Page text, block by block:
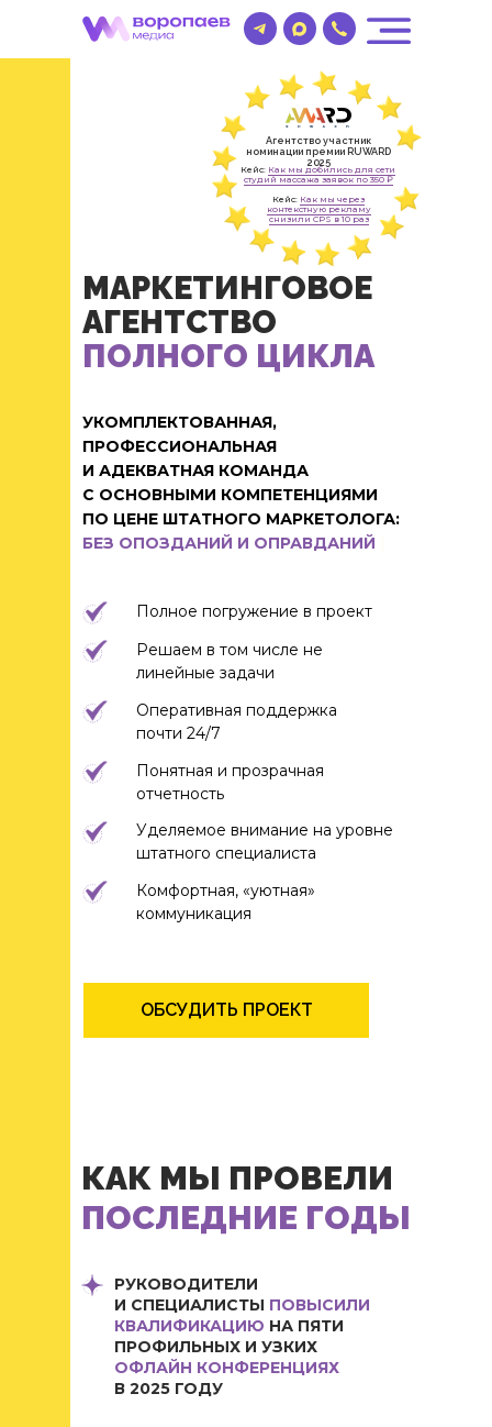
УКОМПЛЕКТОВАННАЯ,
ПРОФЕССИОНАЛЬНАЯ
И АДЕКВАТНАЯ КОМАНДА
С ОСНОВНЫМИ КОМПЕТЕНЦИЯМИ
ПО ЦЕНЕ ШТАТНОГО МАРКЕТОЛОГА:
БЕЗ
ОБСУДИТЬ ПРОЕКТ
Полное погружение в проект
Решаем в том числе не
линейные задачи
Оперативная поддержка
почти 24/7
Понятная и прозрачная
отчетность
Уделяемое внимание на уровне
штатного специалиста
Комфортная, «уютная»
коммуникация
Агентство участник
номинации премии RUWARD
2025
Кейс: Как мы добились для сети
студий массажа заявок по 350 ₽
Кейс: Как мы через
контекстную рекламу
снизили CPS в 10 раз
МАРКЕТИНГОВОЕ
АГЕНТСТВО
ПОЛНОГО ЦИКЛА
КАК МЫ ПРОВЕЛИ
ПОСЛЕДНИЕ ГОДЫ
РУКОВОДИТЕЛИ
И СПЕЦИАЛИСТЫ ПОВЫСИЛИ
КВАЛИФИКАЦИЮ НА ПЯТИ
ПРОФИЛЬНЫХ И УЗКИХ
ОФЛАЙН КОНФЕРЕНЦИЯХ
В 2025 ГОДУ